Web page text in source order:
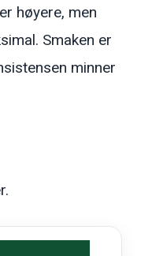
høyere, men
Smaken er
minner